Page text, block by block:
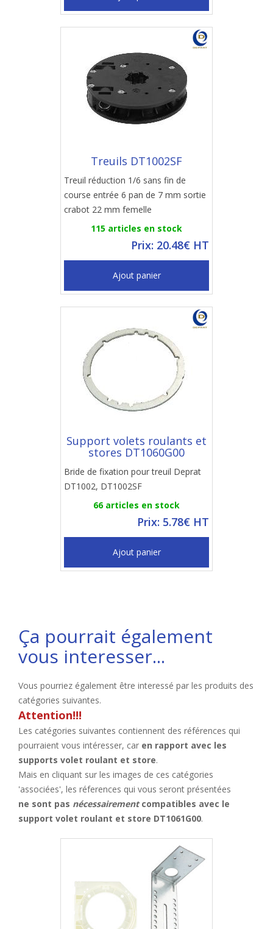
Treuils DT1002SF
Treuil réduction 1/6 sans fin de
course entrée 6 pan de 7 mm sortie
crabot 22 mm femelle
115 articles en stock
Prix: 20.48€ HT
Ajout panier
Support volets roulants et
stores DT1060G00
Bride de fixation pour treuil Deprat
DT1002, DT1002SF
66 articles en stock
Prix: 5.78€ HT
Ajout panier
Ça pourrait également
vous interesser...
Vous pourriez également être interessé par les produits des
catégories suivantes.
Attention!!!
Les catégories suivantes contiennent des références qui
pourraient vous intéresser, car en rapport avec les
supports volet roulant et store.
Mais en cliquant sur les images de ces catégories
'associées', les réferences qui vous seront présentées
ne sont pas nécessairementcompatibles avec le
support volet roulant et store DT1061G00.